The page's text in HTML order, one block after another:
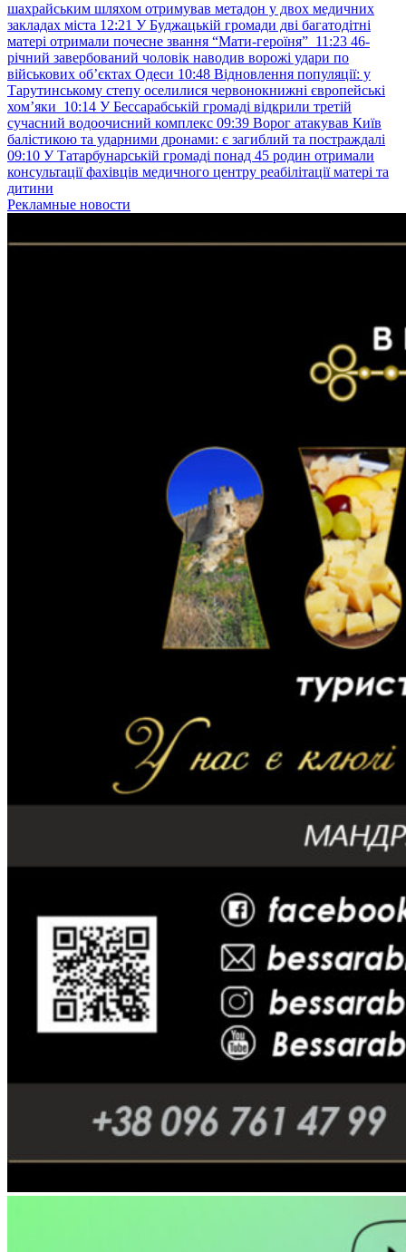
шахрайським шляхом отримував метадон у двох медичних
закладах міста 12:21 У Буджацькій громади дві багатодітні
матері отримали почесне звання “Мати-героїня” 11:23 46-
річний завербований чоловік наводив ворожі удари по
військових обʼєктах Одеси 10:48 Відновлення популяції: у
Тарутинському степу оселилися червонокнижні європейські
хом’яки 10:14 У Бессарабській громаді відкрили третій
сучасний водоочисний комплекс 09:39 Ворог атакував Київ
балістикою та ударними дронами: є загиблий та постраждалі
09:10 У Татарбунарській громаді понад 45 родин отримали
консультації фахівців медичного центру реабілітації матері та
дитини
Рекламные новости